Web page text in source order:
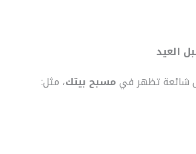
العيد
شائعة تظهر فيمسبح بيتك، مثل: